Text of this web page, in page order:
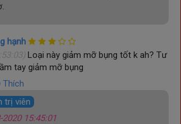
hạnh
Loại này giảm mỡ bụng tốt k ah? Tư
tay giảm mỡ bụng
Thích
trị viên
2020 15:45:01